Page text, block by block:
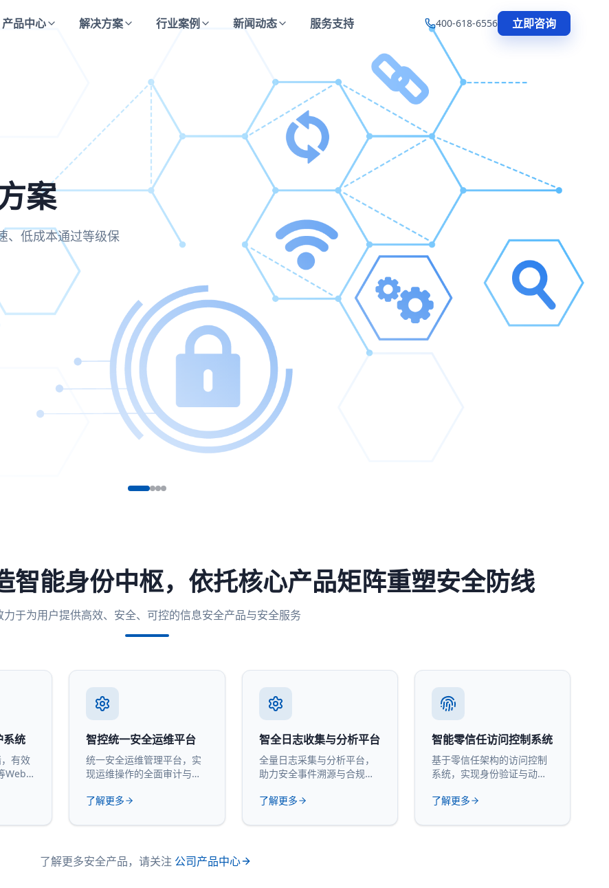
产品中心 解决方案 行业案例 新闻动态 服务支持 400-618-6556 立即咨询
方案
速、低成本通过等级保
求，实现运维操作的
案
防御与持续监测的安全
方案
一次访问都经过严格验
智能身份中枢，依托核心产品矩阵重塑安全防线
力于为用户提供高效、安全、可控的信息安全产品与安全服务
系统
有效
Web
智控统一安全运维平台
统一安全运维管理平台，实
现运维操作的全面审计与管
了解更多
智全日志收集与分析平台
全量日志采集与分析平台，
助力安全事件溯源与合规审
了解更多
智能零信任访问控制系统
基于零信任架构的访问控制
系统，实现身份验证与动态
了解更多
了解更多安全产品，请关注 公司产品中心